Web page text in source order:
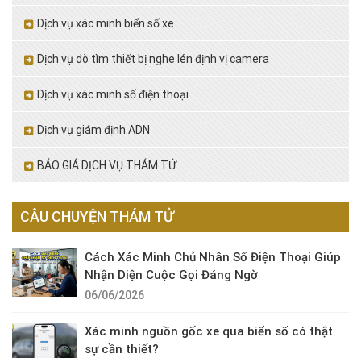
Dịch vụ xác minh biển số xe
Dịch vụ dò tìm thiết bị nghe lén định vị camera
Dịch vụ xác minh số điện thoại
Dịch vụ giám định ADN
BÁO GIÁ DỊCH VỤ THÁM TỬ
CÂU CHUYỆN THÁM TỬ
Cách Xác Minh Chủ Nhân Số Điện Thoại Giúp
Nhận Diện Cuộc Gọi Đáng Ngờ
06/06/2026
Xác minh nguồn gốc xe qua biển số có thật
sự cần thiết?